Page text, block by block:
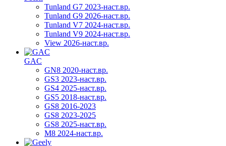
Tunland G7 2023-наст.вр.
Tunland G9 2026-наст.вр.
Tunland V7 2024-наст.вр.
Tunland V9 2024-наст.вр.
View 2026-наст.вр.
GAC
GN8 2020-наст.вр.
GS3 2023-наст.вр.
GS4 2025-наст.вр.
GS5 2018-наст.вр.
GS8 2016-2023
GS8 2023-2025
GS8 2025-наст.вр.
M8 2024-наст.вр.